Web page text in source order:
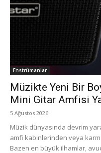
Enstrümanlar
Müzikte Yeni Bir
Mini Gitar Amfisi
5 Ağustos 2026
Müzik dünyasında devrim
amfi kabinlerinden veya
Bazen en büyük ilhamlar,